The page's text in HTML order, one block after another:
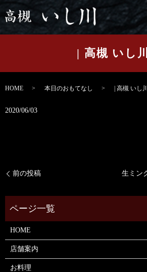
| 高槻 いし川
HOME 本日のおもてなし | 高槻 いし川
2020/06/03
前の投稿 生ミン
HOME
店舗案内
お料理